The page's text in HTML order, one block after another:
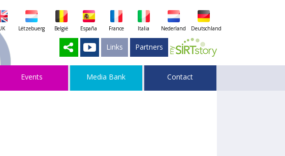
Lëtzebuerg België España France Italia Nederland Deutschland
Partners
Links
Events Media Bank Contact